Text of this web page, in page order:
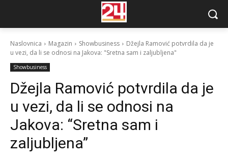
Naslovnica Magazin Showbusiness
Džejla Ramović potvrdila da je
u vezi, da li se odnosi na Jakova: "Sretna sam i zaljubljena"
Showbusiness
Džejla Ramović potvrdila da je
u vezi, da li se odnosi na
Jakova: “Sretna sam i
zaljubljena”